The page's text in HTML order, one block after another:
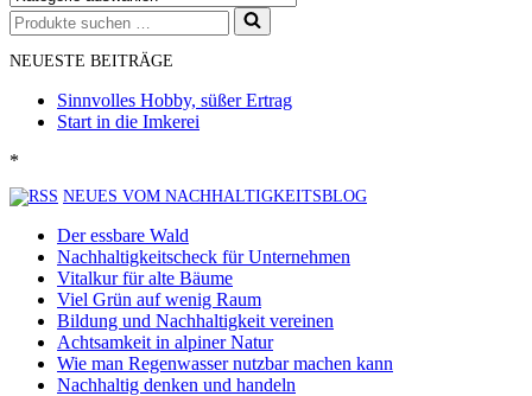
Suchen
nach …
NEUESTE BEITRÄGE
Sinnvolles Hobby, süßer Ertrag
Start in die Imkerei
*
NEUES VOM NACHHALTIGKEITSBLOG
Der essbare Wald
Nachhaltigkeitscheck für Unternehmen
Vitalkur für alte Bäume
Viel Grün auf wenig Raum
Bildung und Nachhaltigkeit vereinen
Achtsamkeit in alpiner Natur
Wie man Regenwasser nutzbar machen kann
Nachhaltig denken und handeln